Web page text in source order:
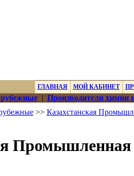
ГЛАВНАЯ МОЙ КАБИНЕТ
| Производители химии
>> Казахстанская